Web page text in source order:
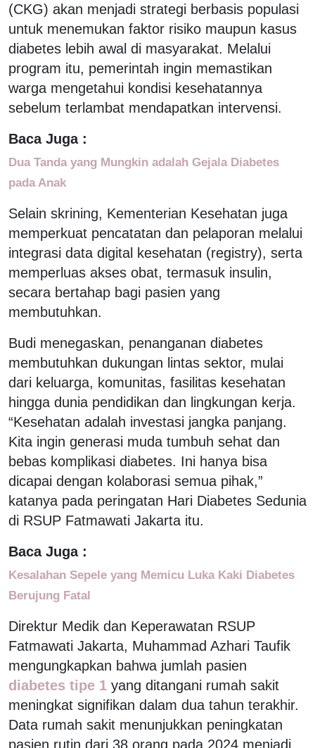
(CKG) akan menjadi strategi berbasis populasi
untuk menemukan faktor risiko maupun kasus
diabetes lebih awal di masyarakat. Melalui
program itu, pemerintah ingin memastikan
warga mengetahui kondisi kesehatannya
sebelum terlambat mendapatkan intervensi.
Baca Juga :
Dua Tanda yang Mungkin adalah Gejala Diabetes
pada Anak
Selain skrining, Kementerian Kesehatan juga
memperkuat pencatatan dan pelaporan melalui
integrasi data digital kesehatan (registry), serta
memperluas akses obat, termasuk insulin,
secara bertahap bagi pasien yang
membutuhkan.
Budi menegaskan, penanganan diabetes
membutuhkan dukungan lintas sektor, mulai
dari keluarga, komunitas, fasilitas kesehatan
hingga dunia pendidikan dan lingkungan kerja.
“Kesehatan adalah investasi jangka panjang.
Kita ingin generasi muda tumbuh sehat dan
bebas komplikasi diabetes. Ini hanya bisa
dicapai dengan kolaborasi semua pihak,”
katanya pada peringatan Hari Diabetes Sedunia
di RSUP Fatmawati Jakarta itu.
Baca Juga :
Kesalahan Sepele yang Memicu Luka Kaki Diabetes
Berujung Fatal
Direktur Medik dan Keperawatan RSUP
Fatmawati Jakarta, Muhammad Azhari Taufik
mengungkapkan bahwa jumlah pasien
diabetes tipe 1 yang ditangani rumah sakit
meningkat signifikan dalam dua tahun terakhir.
Data rumah sakit menunjukkan peningkatan
pasien rutin dari 38 orang pada 2024 menjadi